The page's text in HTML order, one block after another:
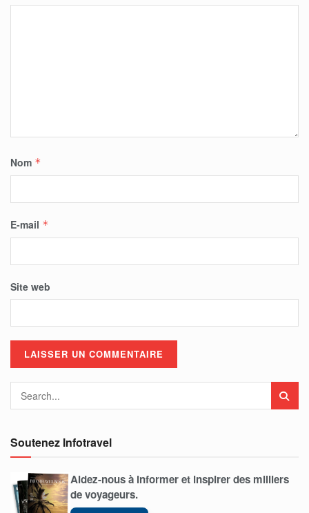
Nom *
E-mail *
Site web
Soutenez Infotravel
Aidez-nous à informer et inspirer des milliers
de voyageurs.